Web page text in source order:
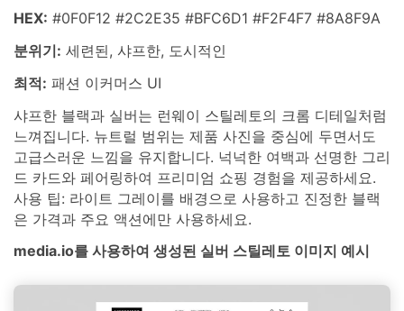
HEX: #0F0F12 #2C2E35 #BFC6D1 #F2F4F7 #8A8F9A
분위기: 세련된, 샤프한, 도시적인
최적: 패션 이커머스 UI
샤프한 블랙과 실버는 런웨이 스틸레토의 크롬 디테일처럼
느껴집니다. 뉴트럴 범위는 제품 사진을 중심에 두면서도
고급스러운 느낌을 유지합니다. 넉넉한 여백과 선명한 그리
드 카드와 페어링하여 프리미엄 쇼핑 경험을 제공하세요.
사용 팁: 라이트 그레이를 배경으로 사용하고 진정한 블랙
은 가격과 주요 액션에만 사용하세요.
media.io를 사용하여 생성된 실버 스틸레토 이미지 예시